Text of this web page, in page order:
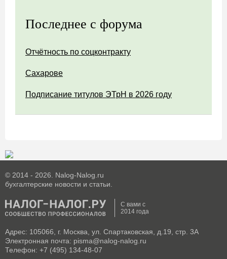
Последнее с форума
Отчётность по соцконтракту
Сахарове
Подписание титулов ЭТрН в 2026 году
© 2014 - 2026. Nalog-Nalog.ru
бухгалтерские новости и статьи.
С вами с
2014 года
Адрес: 105066, г. Москва, ул. Спартаковская, д.19, стр. 3А
Электронная почта: pisma@nalog-nalog.ru
Телефон: +7 (495) 134-48-07